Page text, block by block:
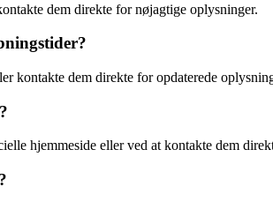
dem direkte for nøjagtige oplysninger.
kontakte dem direkte for opdaterede
hjemmeside eller ved at kontakte dem